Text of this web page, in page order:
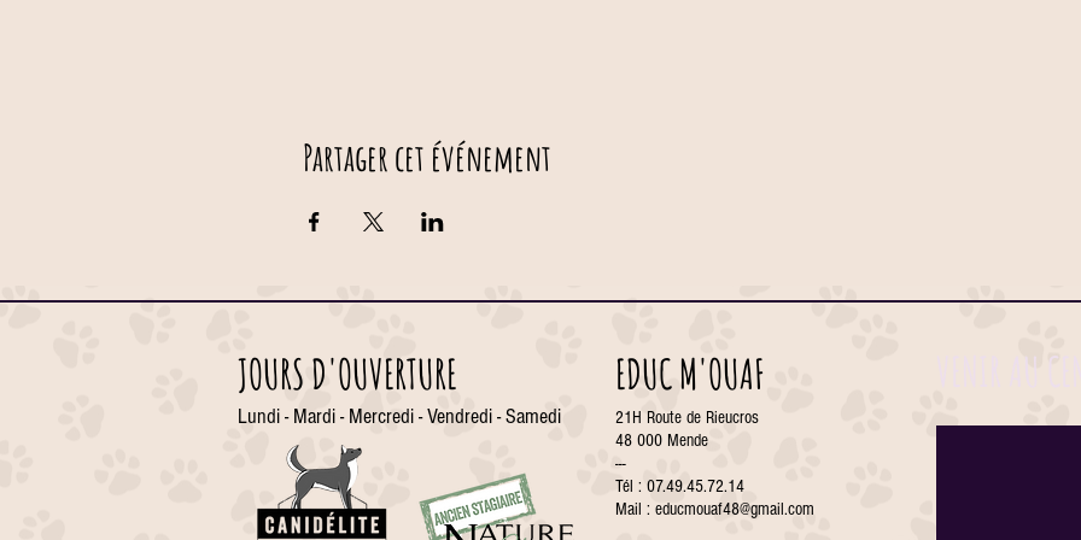
Partager cet événement
JOURS D'OUVERTURE
Lundi - Mardi - Mercredi - Vendredi - Samedi
EDUC M'OUAF
21H Route de Rieucros
48 000 Mende
---
Tél : 07.49.45.72.14
Mail : educmouaf48@gmail.com
VENIR AU